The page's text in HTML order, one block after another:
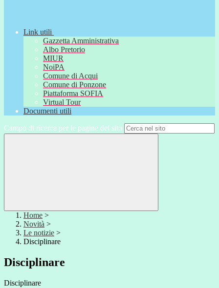
Link utili
Gazzetta Amministrativa
Albo Pretorio
MIUR
NoiPA
Comune di Acqui
Comune di Ponzone
Piattaforma SOFIA
Virtual Tour
Documenti utili
Campo di ricerca per le pagine del sito
Home >
Novità >
Le notizie >
Disciplinare
Disciplinare
Disciplinare